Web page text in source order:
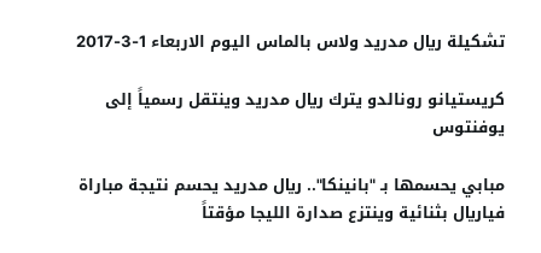
تشكيلة ريال مدريد ولاس بالماس اليوم الاربعاء 1-3-2017
كريستيانو رونالدو يترك ريال مدريد وينتقل رسمياً إلى
يوفنتوس
مبابي يحسمها بـ "بانينكا".. ريال مدريد يحسم نتيجة مباراة
فياريال بثنائية وينتزع صدارة الليجا مؤقتاً